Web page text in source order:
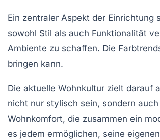
Ein zentraler Aspekt der Einrichtung
sowohl Stil als auch Funktionalität
Ambiente zu schaffen. Die
bringen kann.
Die aktuelle Wohnkultur zielt darauf
nicht nur stylisch sein, sondern
Wohnkomfort, die zusammen ein
es jedem ermöglichen, seine